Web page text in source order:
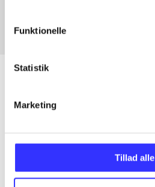
Funktionelle
Statistik
Marketing
Tillad alle
Artikler